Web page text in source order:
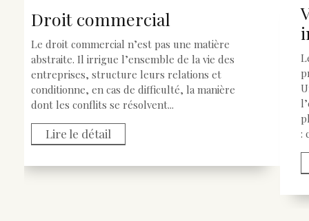
Droit commercial
Le droit commercial n’est pas une matière
abstraite. Il irrigue l’ensemble de la vie des
entreprises, structure leurs relations et
conditionne, en cas de difficulté, la manière
dont les conflits se résolvent...
Lire le détail
: